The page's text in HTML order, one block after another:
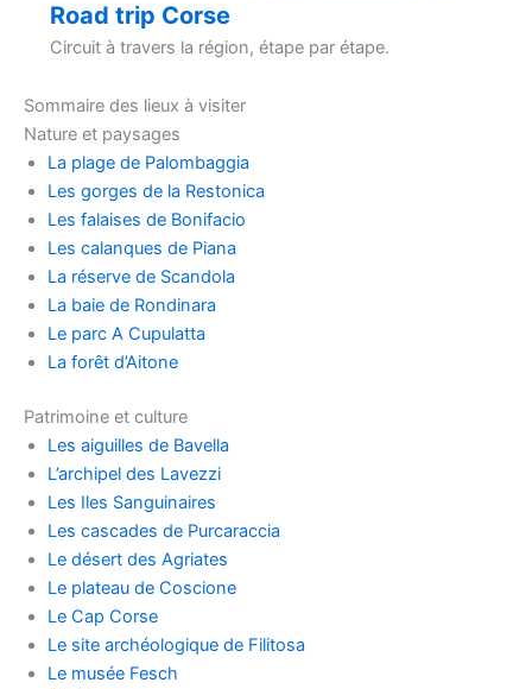
Road trip Corse
Circuit à travers la région, étape par étape.
Sommaire des lieux à visiter
Nature et paysages
La plage de Palombaggia
Les gorges de la Restonica
Les falaises de Bonifacio
Les calanques de Piana
La réserve de Scandola
La baie de Rondinara
Le parc A Cupulatta
La forêt d’Aitone
Patrimoine et culture
Les aiguilles de Bavella
L’archipel des Lavezzi
Les Iles Sanguinaires
Les cascades de Purcaraccia
Le désert des Agriates
Le plateau de Coscione
Le Cap Corse
Le site archéologique de Filitosa
Le musée Fesch